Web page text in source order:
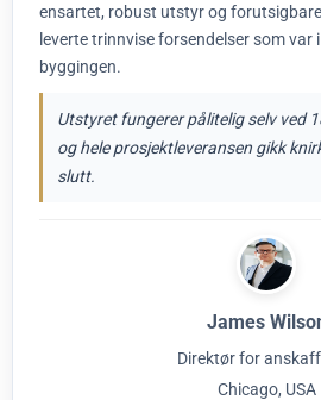
ensartet, robust utstyr og
leverte trinnvise forsendelser som
byggingen.
Utstyret fungerer pålitelig selv ved
og hele prosjektleveransen gikk
slutt.
James
Direktør for
Chicago, USA